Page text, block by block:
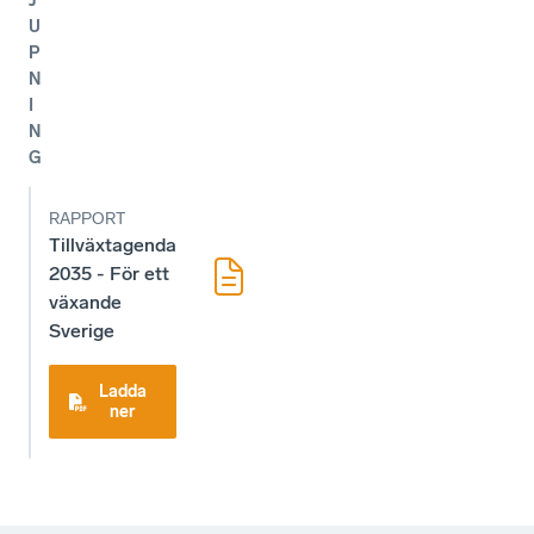
U
P
N
N
G
RAPPORT
Tillväxtagenda
2035 - För ett
växande
Sverige
Ladda
ner